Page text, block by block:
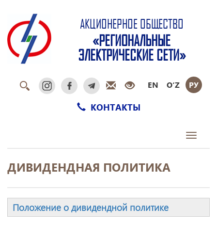
АКЦИОНЕРНОЕ ОБЩЕСТВО
«РЕГИОНАЛЬНЫЕ
ЭЛЕКТРИЧЕСКИЕ СЕТИ»
EN O‘Z РУ
КОНТАКТЫ
Toggle
ДИВИДЕНДНАЯ ПОЛИТИКА
Положение о дивидендной политике